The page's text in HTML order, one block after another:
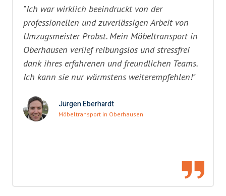
"Ich war wirklich beeindruckt von der
professionellen und zuverlässigen Arbeit von
Umzugsmeister Probst. Mein Möbeltransport in
Oberhausen verlief reibungslos und stressfrei
dank ihres erfahrenen und freundlichen Teams.
Ich kann sie nur wärmstens weiterempfehlen!"
Jürgen Eberhardt
Möbeltransport in Oberhausen